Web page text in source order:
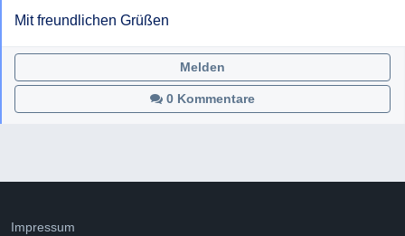
Mit freundlichen Grüßen
0 Kommentare
Melden
Impressum